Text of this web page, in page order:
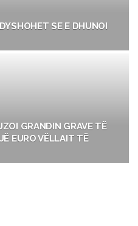
SE E DHUNOI
GRANDIN GRAVE TË
EURO VËLLAIT TË